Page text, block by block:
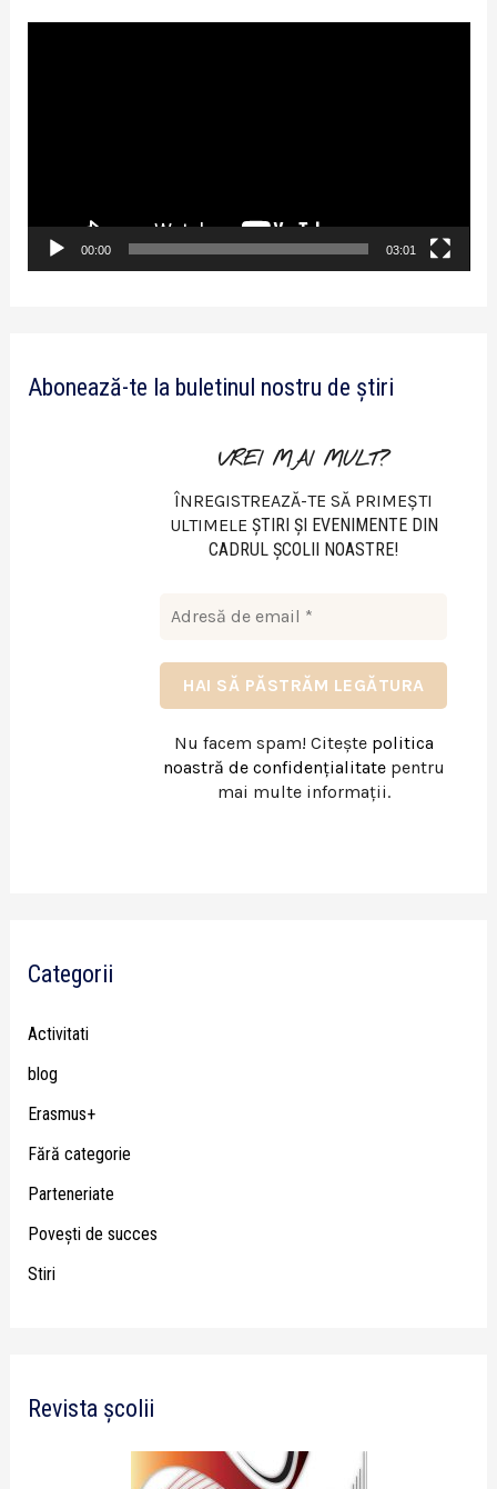
o
00:00 03:01
Abonează-te la buletinul nostru de știri
VREI MAI MULT?
ÎNREGISTREAZĂ-TE SĂ PRIMEȘTI
ULTIMELE ŞTIRI ŞI EVENIMENTE DIN
CADRUL ŞCOLII NOASTRE!
Nu facem spam! Citește politica
noastră de confidențialitatepentru
mai multe informații.
Categorii
Activitati
blog
Erasmus+
Fără categorie
Parteneriate
Poveşti de succes
Stiri
Revista școlii